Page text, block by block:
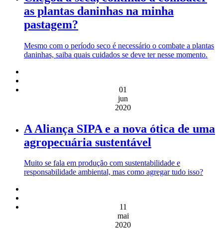
as plantas daninhas na minha
pastagem?
Mesmo com o período seco é necessário o combate a plantas
daninhas, saiba quais cuidados se deve ter nesse momento.
01
jun
2020
A Aliança SIPA e a nova ótica de uma
agropecuária sustentável
Muito se fala em produção com sustentabilidade e
responsabilidade ambiental, mas como agregar tudo isso?
11
mai
2020